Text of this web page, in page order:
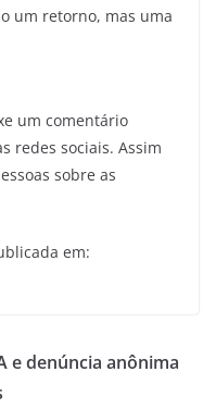
um retorno, mas uma
um comentário
redes sociais. Assim
sobre as
em:
e denúncia anônima